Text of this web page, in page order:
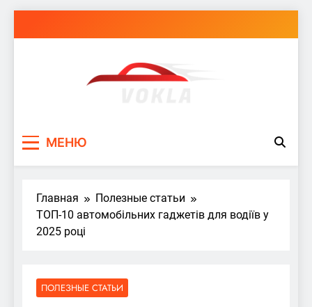
МЕНЮ
Главная
Полезные статьи
ТОП-10 автомобільних гаджетів для водіїв у
2025 році
ПОЛЕЗНЫЕ СТАТЬИ